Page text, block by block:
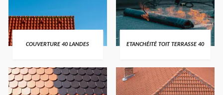
COUVERTURE 40 LANDES ETANCHÉITÉ TOIT TERRASSE 40